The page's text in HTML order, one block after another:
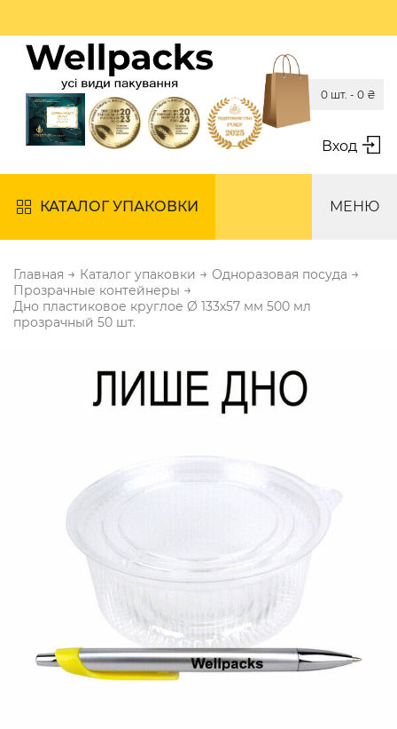
Вход
0 шт. - 0 ₴
КАТАЛОГ УПАКОВКИ МЕНЮ
Главная → Каталог упаковки → Одноразовая посуда →
Прозрачные контейнеры →
Дно пластиковое круглое Ø 133х57 мм 500 мл
прозрачный 50 шт.